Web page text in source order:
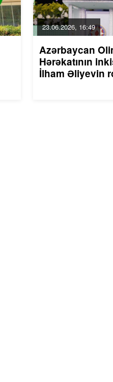
23.06.2026, 16:49
Azərbaycan
Hərəkatının
İlham Əliyevin